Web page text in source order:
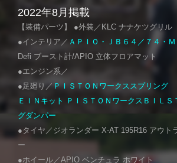
2022年8月掲載
【装備パーツ】 ●外装／KLC ナナケツグリル
●インテリア／ ＡＰＩＯ・ＪＢ６４／７４・
Defi ブースト計/APIO 立体フロアマット
●エンジン系／
●足廻り／ＰＩＳＴＯＮワークススプリング
ＥＩＮキット
ＰＩＳＴＯＮワークスＢＩＬＳ
グダンパー
●タイヤ／ジオランダー X-AT 195R16 アウト
ー
●ホイール／APIO ベンチュラ ホワイト